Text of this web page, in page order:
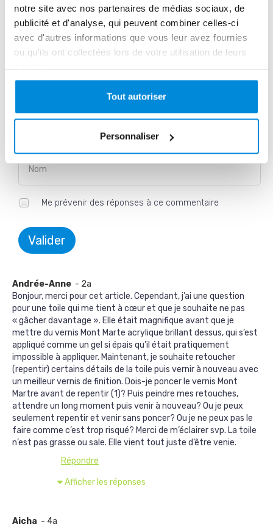
notre site avec nos partenaires de médias sociaux, de
publicité et d'analyse, qui peuvent combiner celles-ci
avec d'autres informations que vous leur avez fournies
ou qu'ils ont collectées lors de votre utilisation de leurs
Tout autoriser
Personnaliser
Email *
Me prévenir des réponses à ce commentaire
Valider
Andrée-Anne - 2a
Bonjour, merci pour cet article. Cependant, j’ai une question
pour une toile qui me tient à cœur et que je souhaite ne pas
« gâcher davantage ». Elle était magnifique avant que je
mettre du vernis Mont Marte acrylique brillant dessus, qui s’est
appliqué comme un gel si épais qu’il était pratiquement
impossible à appliquer. Maintenant, je souhaite retoucher
(repentir) certains détails de la toile puis vernir à nouveau avec
un meilleur vernis de finition. Dois-je poncer le vernis Mont
Martre avant de repentir (1)? Puis peindre mes retouches,
attendre un long moment puis venir à nouveau? Ou je peux
seulement repentir et venir sans poncer? Ou je ne peux pas le
faire comme c’est trop risqué? Merci de m’éclairer svp. La toile
n’est pas grasse ou sale. Elle vient tout juste d’être venie.
Répondre
Afficher les réponses
Aicha - 4a